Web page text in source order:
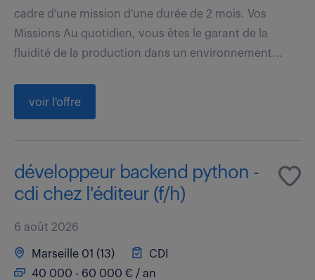
cadre d'une mission d'une durée de 2 mois. Vos
Missions Au quotidien, vous êtes le garant de la
fluidité de la production dans un environnement...
voir l'offre
développeur backend python -
cdi chez l'éditeur (f/h)
6 août 2026
Marseille 01 (13)
CDI
40 000 - 60 000 € / an